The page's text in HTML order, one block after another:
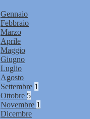
Gennaio
Febbraio
Marzo
Aprile
Maggio
Giugno
Luglio
Agosto
Settembre 1
Ottobre 5
Novembre 1
Dicembre